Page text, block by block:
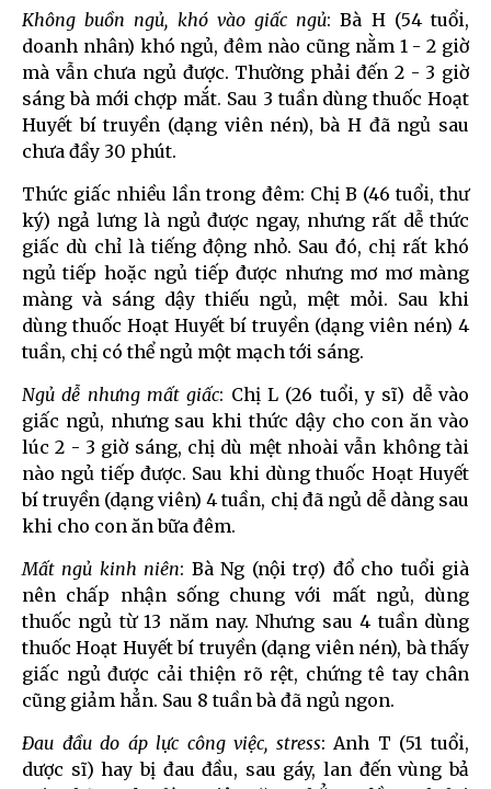
Không buồn ngủ, khó vào giấc ngủ: Bà H (54 tuổi,
doanh nhân) khó ngủ, đêm nào cũng nằm 1 - 2 giờ
mà vẫn chưa ngủ được. Thường phải đến 2 - 3 giờ
sáng bà mới chợp mắt. Sau 3 tuần dùng thuốc Hoạt
Huyết bí truyền (dạng viên nén), bà H đã ngủ sau
chưa đầy 30 phút.
Thức giấc nhiều lần trong đêm: Chị B (46 tuổi, thư
ký) ngả lưng là ngủ được ngay, nhưng rất dễ thức
giấc dù chỉ là tiếng động nhỏ. Sau đó, chị rất khó
ngủ tiếp hoặc ngủ tiếp được nhưng mơ mơ màng
màng và sáng dậy thiếu ngủ, mệt mỏi. Sau khi
dùng thuốc Hoạt Huyết bí truyền (dạng viên nén) 4
tuần, chị có thể ngủ một mạch tới sáng.
Ngủ dễ nhưng mất giấc: Chị L (26 tuổi, y sĩ) dễ vào
giấc ngủ, nhưng sau khi thức dậy cho con ăn vào
lúc 2 - 3 giờ sáng, chị dù mệt nhoài vẫn không tài
nào ngủ tiếp được. Sau khi dùng thuốc Hoạt Huyết
bí truyền (dạng viên) 4 tuần, chị đã ngủ dễ dàng sau
khi cho con ăn bữa đêm.
Mất ngủ kinh niên: Bà Ng (nội trợ) đổ cho tuổi già
nên chấp nhận sống chung với mất ngủ, dùng
thuốc ngủ từ 13 năm nay. Nhưng sau 4 tuần dùng
thuốc Hoạt Huyết bí truyền (dạng viên nén), bà thấy
giấc ngủ được cải thiện rõ rệt, chứng tê tay chân
cũng giảm hẳn. Sau 8 tuần bà đã ngủ ngon.
Đau đầu do áp lực công việc, stress: Anh T (51 tuổi,
dược sĩ) hay bị đau đầu, sau gáy, lan đến vùng bả